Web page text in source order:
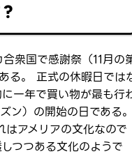
衆国で感謝祭（11月の
る。 正式の休暇日では
一年で買い物が最も行
ン）の開始の日である
アメリアの文化なので
つつある文化のようで